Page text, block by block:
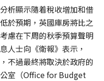
析顯示隨着稅收增加和借
於預期，英國庫房將比之
慮在下周的秋季預算聲明
人士向《衛報》表示，
不過最終將取決於政府的
室（Office for Budget